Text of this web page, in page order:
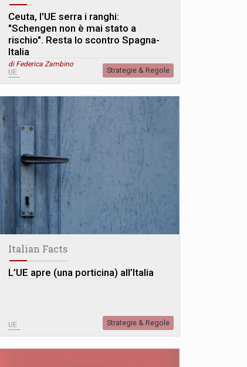
Ceuta, l'UE serra i ranghi:
"Schengen non è mai stato a
rischio". Resta lo scontro Spagna-
Italia
di Federica Zambino
UE Strategie & Regole
Italian Facts
L’UE apre (una porticina) all’Italia
UE Strategie & Regole